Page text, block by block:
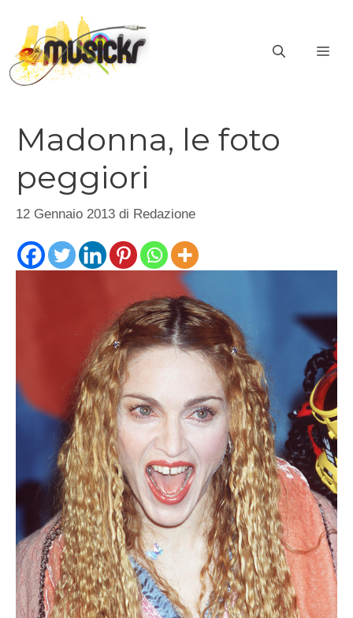
contenuto
Madonna, le foto
peggiori
12 Gennaio 2013 di Redazione